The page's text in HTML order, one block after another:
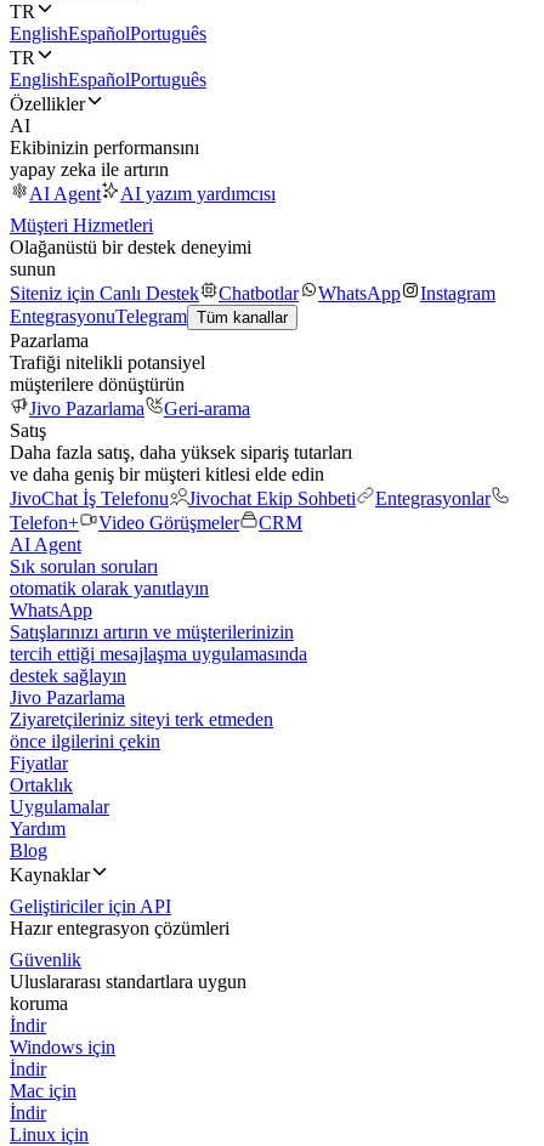
TR
EnglishEspañolPortuguês
TR
EnglishEspañolPortuguês
Özellikler
AI
Ekibinizin performansını
yapay zeka ile artırın
AI Agent
AI yazım yardımcısı
Müşteri Hizmetleri
Olağanüstü bir destek deneyimi
sunun
Siteniz için Canlı Destek
Chatbotlar WhatsApp
Instagram
EntegrasyonuTelegram Tüm kanallar
Pazarlama
Trafiği nitelikli potansiyel
müşterilere dönüştürün
Jivo Pazarlama
Geri-arama
Satış
Daha fazla satış, daha yüksek sipariş tutarları
ve daha geniş bir müşteri kitlesi elde edin
JivoChat İş Telefonu
Jivochat Ekip Sohbeti
Entegrasyonlar
Telefon+
Video Görüşmeler
CRM
AI Agent
Sık sorulan soruları
otomatik olarak yanıtlayın
WhatsApp
Satışlarınızı artırın ve müşterilerinizin
tercih ettiği mesajlaşma uygulamasında
destek sağlayın
Jivo Pazarlama
Ziyaretçileriniz siteyi terk etmeden
önce ilgilerini çekin
Fiyatlar
Ortaklık
Uygulamalar
Yardım
Blog
Kaynaklar
Geliştiriciler için API
Hazır entegrasyon çözümleri
Güvenlik
Uluslararası standartlara uygun
koruma
İndir
Windows için
İndir
Mac için
İndir
Linux için